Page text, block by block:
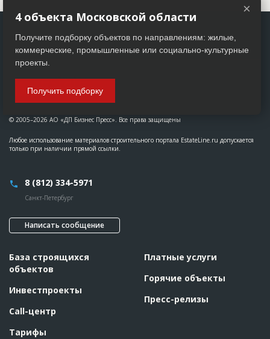
© 2005–2026 АО «ДП Бизнес Пресс». Все права защищены
Любое использование материалов строительного портала EstateLine.ru допускается
только при наличии прямой ссылки.
8 (812) 334-5971
Санкт-Петербург
Написать сообщение
База строящихся
объектов
Инвестпроекты
Call-центр
Тарифы
Платные услуги
Горячие объекты
Пресс-релизы
×
4 объекта Московской области
Получите подборку объектов по направлениям: жилые,
коммерческие, промышленные или социально-культурные
проекты.
Получить подборку